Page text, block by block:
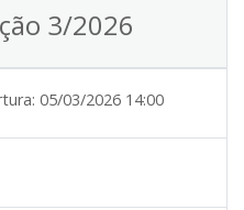
3/2026
05/03/2026 14:00